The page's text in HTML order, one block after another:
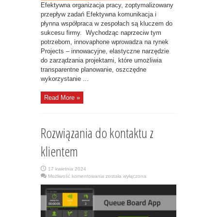
Efektywna organizacja pracy, zoptymalizowany
przepływ zadań Efektywna komunikacja i
płynna współpraca w zespołach są kluczem do
sukcesu firmy. Wychodząc naprzeciw tym
potrzebom, innovaphone wprowadza na rynek
Projects – innowacyjne, elastyczne narzędzie
do zarządzania projektami, które umożliwia
transparentne planowanie, oszczędne
wykorzystanie ...
Read More »
Rozwiązania do kontaktu z
klientem
17 kwietnia 2024
Możliwość komentowania Rozwiązania
kontaktu
klientem
została wyłączona